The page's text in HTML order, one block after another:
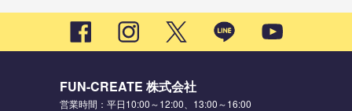
FUN-CREATE 株式会社
営業時間：平日10:00～12:00、13:00～16:00